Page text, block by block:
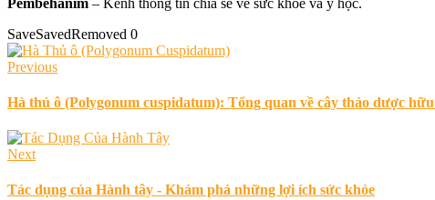
SaveSavedRemoved 0
Previous
Hà thủ ô (Polygonum cuspidatum): Tổng quan về cây thảo dược
Next
Tác dụng của Hành tây - Khám phá những lợi ích sức khỏe